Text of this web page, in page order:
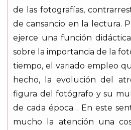
de las fotografías,
de cansancio en la lectura.
ejerce una función
sobre la importancia de la
tiempo, el variado empleo
hecho, la evolución del
figura del fotógrafo y su
de cada época… En este
mucho la atención una